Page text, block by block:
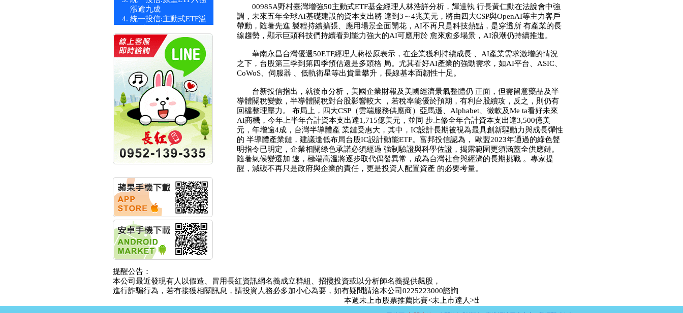
漲逾九成
統一投信:主動式ETF溢
價 被盯上
新光人壽保險:新壽Q1外
價金將達996億
宇辰系統科技:宇辰業績
創新高 啟動興櫃轉上櫃
計畫
明緯企業:明緯永續科技
競賽 以電源驅動善的力
量
秀育企業:秀育SHO-U儲
能系統 獲國內首張CNS
認證
聯博投信:聯博00404A
從容擁抱台股主流
華旭先進:代重要子公司
公告董事會通過發言人
及代理發
華旭先進:代重要子公司
碩通散熱股份有限公司
公告董事會決議發行員
工認股權
華旭先進:代重要子公司
碩通散熱股份有限公司
公告董事會追認113年
華旭先進:代重要子公司
碩通散熱股份有限公司
公告向關係人取得使用
00985A野村臺灣增強50主動式ETF基金經理人林浩詳分析，輝達執 行長黃仁勳在法說會中強
調，未來五年全球AI基礎建設的資本支出將 達到3～4兆美元，將由四大CSP與OpenAI等主力客戶
帶動，隨著先進 製程持續擴張、應用場景全面開花，AI不再只是科技熱點，是穿透所 有產業的長
線趨勢，顯示巨頭科技們持續看到能力強大的AI可應用於 愈來愈多場景，AI浪潮仍持續推進。
華南永昌台灣優選50ETF經理人蔣松原表示，在企業獲利持續成長 、AI產業需求激增的情況
之下，台股第三季到第四季預估還是多頭格 局。尤其看好AI產業的強勁需求，如AI平台、ASIC、
CoWoS、伺服器 、低軌衛星等出貨量攀升，長線基本面韌性十足。
台新投信指出，就後市分析，美國企業財報及美國經濟景氣整體仍 正面，但需留意藥品及半
導體關稅變數，半導體關稅對台股影響較大 ，若稅率能優於預期，有利台股續攻，反之，則仍有
回檔整理壓力。 布局上，四大CSP（雲端服務供應商）亞馬遜、Alphabet、微軟及Me ta看好未來
AI商機，今年上半年合計資本支出達1,715億美元，並同 步上修全年合計資本支出達3,500億美
元，年增逾4成，台灣半導體產 業鏈受惠大，其中，IC設計長期被視為最具創新驅動力與成長彈性
的 半導體產業鏈，建議逢低布局台股IC設計動能ETF。富邦投信認為， 歐盟2023年通過的綠色聲
明指令已明定，企業相關綠色承諾必須經過 強制驗證與科學佐證，揭露範圍更須涵蓋全供應鏈。
隨著氣候變遷加 速，極端高溫將逐步取代偶發異常，成為台灣社會與經濟的長期挑戰 。專家提
醒，減碳不再只是政府與企業的責任，更是投資人配置資產 的必要考量。
提醒公告：
本公司最近發現有人以假造、冒用長紅資訊網名義成立群組、招攬投資或以分析師名義提供飆股，
進行詐騙行為，若有接獲相關訊息，請投資人務必多加小心為要，如有疑問請洽本公司0225223000諮詢
本週未上市股票推薦比賽<未上市達人>出爐: 第一名 LeeYOYO 未上市股票:昱鐳應材 漲幅: